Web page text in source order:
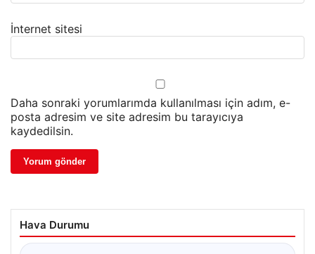
İnternet sitesi
Daha sonraki yorumlarımda kullanılması için adım, e-
posta adresim ve site adresim bu tarayıcıya
kaydedilsin.
Hava Durumu